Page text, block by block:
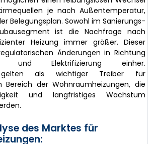
je nach Außentemperatur,
Belegungsplan. Sowohl im Sanierungs-
ist die Nachfrage nach
Heizung immer größer. Dieser
Änderungen in Richtung
und Elektrifizierung einher.
gelten als wichtiger Treiber für
Bereich der Wohnraumheizungen, die
und langfristiges Wachstum
des Marktes für